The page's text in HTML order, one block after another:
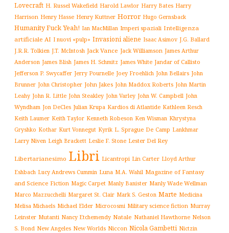
Lovecraft H. Russel Wakefield Harold Lawlor Harry Bates Harry
Harrison Henry Hasse Henry Kuttner Horror Hugo Gernsback
Humanity Fuck Yeah! Ian MacMillan Imperi spaziali Intelligenza
artificiale AI I nuovi «pulp» Invasioni aliene Isaac Asimov J.G. Ballard
J.R.R. Tolkien J.T. McIntosh Jack Vance Jack Williamson James Arthur
Anderson James Blish James H. Schmitz James White Jandar of Callisto
Jefferson P. Swycaffer Jerry Pournelle Joey Froehlich John Bellairs John
Brunner John Christopher John Jakes John Maddox Roberts John Martin
Leahy John R. Little John Steakley John Varley John W. Campbell John
Wyndham Jon DeCles Julian Krupa Kardios di Atlantide Kathleen Resch
Keith Laumer Keith Taylor Kenneth Robeson Ken Wisman Khrystyna
Gryshko Kothar Kurt Vonnegut Kyrik L. Sprague De Camp Lankhmar
Larry Niven Leigh Brackett Leslie F. Stone Lester Del Rey
Libertarianesimo Libri Licantropi Lin Carter Lloyd Arthur
Eshbach Lucy Andrews Cummin Luna M.A. Wahil Magazine of Fantasy
and Science Fiction Magic Carpet Manly Banister Manly Wade Wellman
Marco Mazzucchelli Margaret St. Clair Mark S. Geston Marte Medicina
Melisa Michaels Michael Elder Microcosmi Military science fiction Murray
Leinster Mutanti Nancy Etchemendy Natale Nathaniel Hawthorne Nelson
S. Bond New Angeles New Worlds Niccon Nicola Gambetti Nictzin